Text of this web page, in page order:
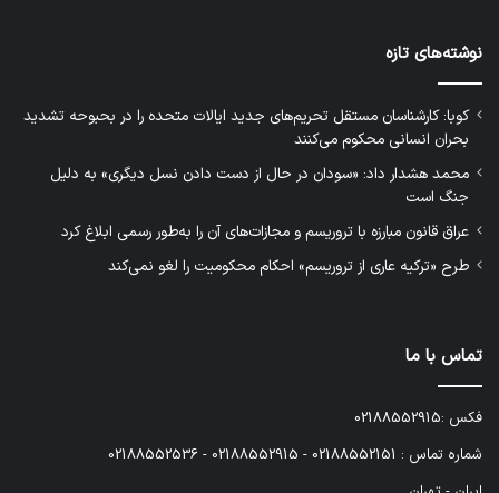
نوشته‌های تازه
کوبا: کارشناسان مستقل تحریم‌های جدید ایالات متحده را در بحبوحه تشدید
بحران انسانی محکوم می‌کنند
محمد هشدار داد: «سودان در حال از دست دادن نسل دیگری» به دلیل
جنگ است
عراق قانون مبارزه با تروریسم و مجازات‌های آن را به‌طور رسمی ابلاغ کرد
طرح «ترکیه عاری از تروریسم» احکام محکومیت را لغو نمی‌کند
تماس با ما
فکس :02188552915
شماره تماس : 02188552151 - 02188552915 - 02188552536